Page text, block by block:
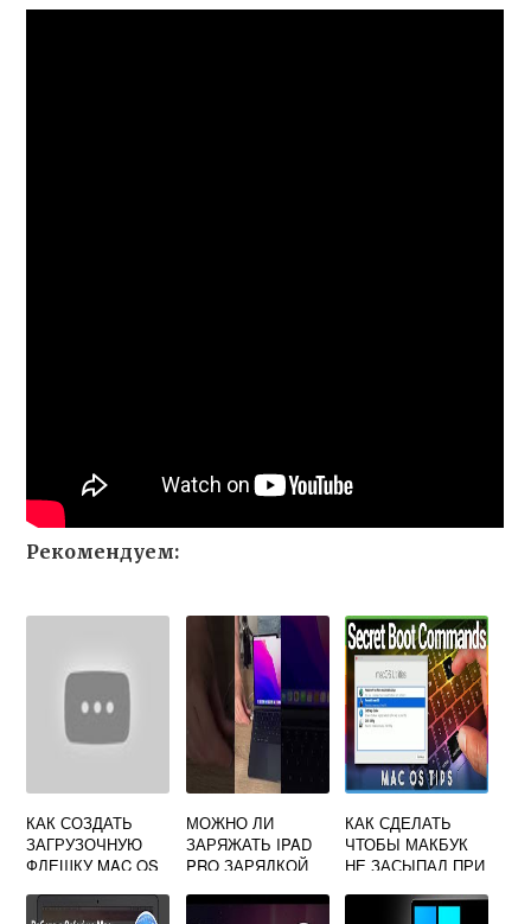
Рекомендуем:
КАК СОЗДАТЬ
ЗАГРУЗОЧНУЮ
ФЛЕШКУ MAC OS
МОЖНО ЛИ
ЗАРЯЖАТЬ IPAD
PRO ЗАРЯДКОЙ
КАК СДЕЛАТЬ
ЧТОБЫ МАКБУК
НЕ ЗАСЫПАЛ ПРИ
КРЫШКЕ